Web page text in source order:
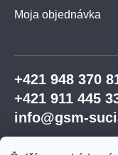
Moja objednávka
+421 948 370
+421 911 445
info@gsm-